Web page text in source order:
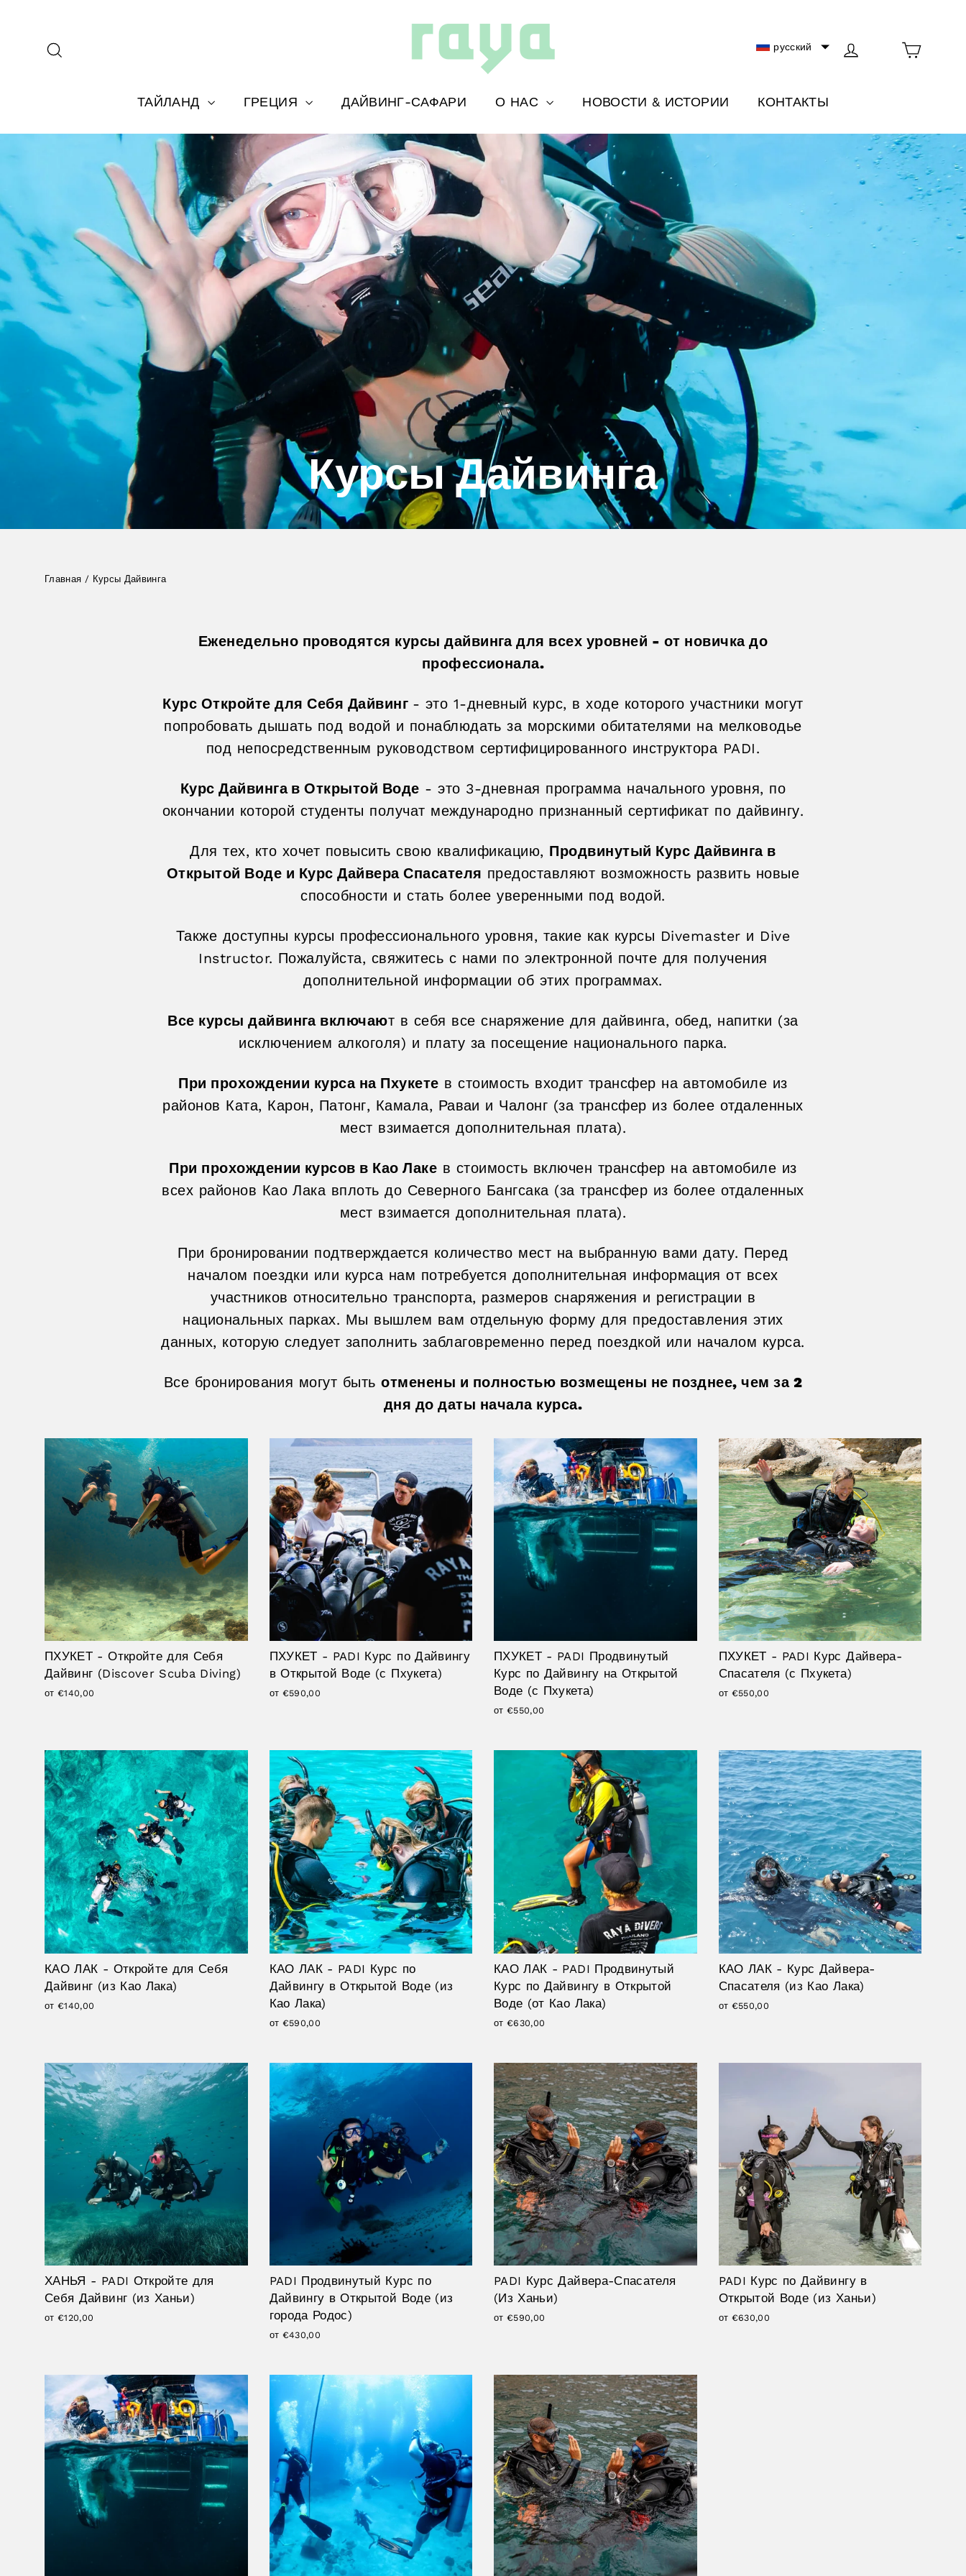
русский
ТАЙЛАНД ГРЕЦИЯ ДАЙВИНГ-САФАРИ О НАС НОВОСТИ & ИСТОРИИ КОНТАКТЫ
Курсы Дайвинга
Главная / Курсы Дайвинга
Еженедельно проводятся курсы дайвинга для всех уровней - от новичка до
профессионала.
Курс Откройте для Себя Дайвинг - это 1-дневный курс, в ходе которого участники могут
попробовать дышать под водой и понаблюдать за морскими обитателями на мелководье
под непосредственным руководством сертифицированного инструктора PADI.
Курс Дайвинга в Открытой Воде - это 3-дневная программа начального уровня, по
окончании которой студенты получат международно признанный сертификат по дайвингу.
Для тех, кто хочет повысить свою квалификацию, Продвинутый Курс Дайвинга в
Открытой Воде и Курс Дайвера Спасателя предоставляют возможность развить новые
способности и стать более уверенными под водой.
Также доступны курсы профессионального уровня, такие как курсы Divemaster и Dive
Instructor. Пожалуйста, свяжитесь с нами по электронной почте для получения
дополнительной информации об этих программах.
Все курсы дайвинга включают в себя все снаряжение для дайвинга, обед, напитки (за
исключением алкоголя) и плату за посещение национального парка.
При прохождении курса на Пхукете в стоимость входит трансфер на автомобиле из
районов Ката, Карон, Патонг, Камала, Раваи и Чалонг (за трансфер из более отдаленных
мест взимается дополнительная плата).
При прохождении курсов в Као Лаке в стоимость включен трансфер на автомобиле из
всех районов Као Лака вплоть до Северного Бангсака (за трансфер из более отдаленных
мест взимается дополнительная плата).
При бронировании подтверждается количество мест на выбранную вами дату. Перед
началом поездки или курса нам потребуется дополнительная информация от всех
участников относительно транспорта, размеров снаряжения и регистрации в
национальных парках. Мы вышлем вам отдельную форму для предоставления этих
данных, которую следует заполнить заблаговременно перед поездкой или началом курса.
Все бронирования могут бытьотменены и полностью возмещены не позднее, чем за 2
дня до даты начала курса.
ПХУКЕТ - Откройте для Себя
Дайвинг (Discover Scuba Diving)
от €140,00
ПХУКЕТ - PADI Курс по Дайвингу
в Открытой Воде (с Пхукета)
от €590,00
ПХУКЕТ - PADI Продвинутый
Курс по Дайвингу на Открытой
Воде (с Пхукета)
от €550,00
ПХУКЕТ - PADI Курс Дайвера-
Спасателя (с Пхукета)
от €550,00
КАО ЛАК - Откройте для Себя
Дайвинг (из Као Лака)
от €140,00
КАО ЛАК - PADI Курс по
Дайвингу в Открытой Воде (из
Као Лака)
от €590,00
КАО ЛАК - PADI Продвинутый
Курс по Дайвингу в Открытой
Воде (от Као Лака)
от €630,00
КАО ЛАК - Курс Дайвера-
Спасателя (из Као Лака)
от €550,00
ХАНЬЯ - PADI Откройте для
Себя Дайвинг (из Ханьи)
от €120,00
PADI Продвинутый Курс по
Дайвингу в Открытой Воде (из
города Родос)
от €430,00
PADI Курс Дайвера-Спасателя
(Из Ханьи)
от €590,00
PADI Курс по Дайвингу в
Открытой Воде (из Ханьи)
от €630,00